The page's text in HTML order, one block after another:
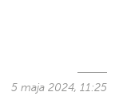
5 maja 2024, 11:25